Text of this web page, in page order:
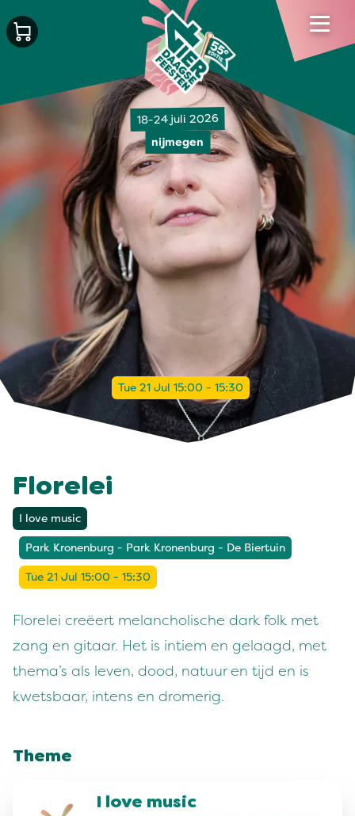
18-24 juli 2026
nijmegen
Tue 21 Jul 15:00 - 15:30
Florelei
I love music
Park Kronenburg - Park Kronenburg - De Biertuin
Tue 21 Jul 15:00 - 15:30
Florelei creëert melancholische dark folk met
zang en gitaar. Het is intiem en gelaagd, met
thema’s als leven, dood, natuur en tijd en is
kwetsbaar, intens en dromerig.
Theme
I love music